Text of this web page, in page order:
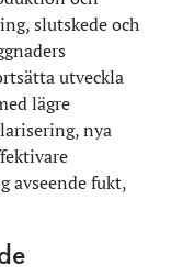
slutskede och
utveckla
lägre
nya
avseende fukt,